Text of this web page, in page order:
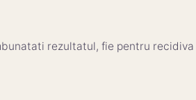
rezultatul, fie pentru